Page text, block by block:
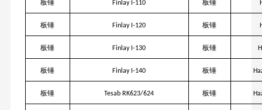
板锤 Finlay I-110 板锤
板锤 Finlay I-120 板锤
板锤 Finlay I-130 板锤
板锤 Finlay I-140 板锤
板锤 Tesab RK623/624 板锤